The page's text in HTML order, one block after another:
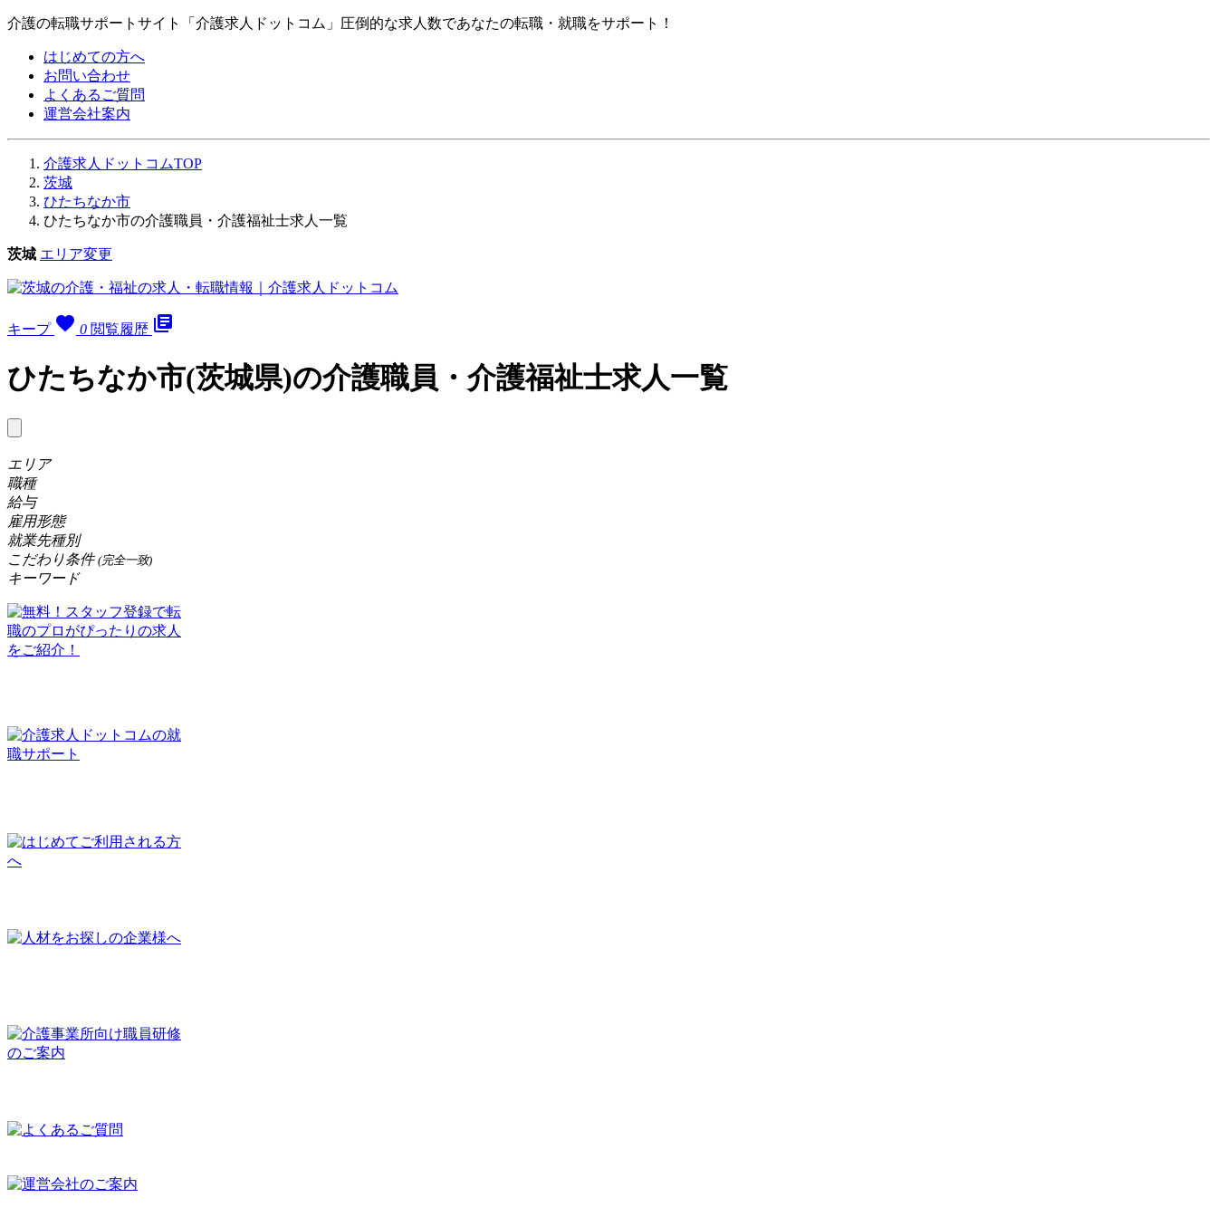
介護の転職サポートサイト「介護求人ドットコム」圧倒的な求人数であなたの転職・就職をサポート！
はじめての方へ
お問い合わせ
よくあるご質問
運営会社案内
介護求人ドットコムTOP
茨城
ひたちなか市
ひたちなか市の介護職員・介護福祉士求人一覧
茨城 エリア変更
キープ favorite 0 閲覧履歴 library_books
ひたちなか市(茨城県)の介護職員・介護福祉士求人一覧
エリア
職種
給与
雇用形態
就業先種別
こだわり条件 (完全一致)
キーワード